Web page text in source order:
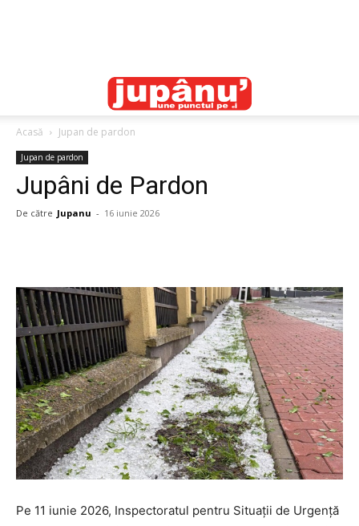
Acasă Jupan de pardon
Jupan de pardon
Jupâni de Pardon
De către Jupanu - 16 iunie 2026
Pe 11 iunie 2026, Inspectoratul pentru Situații de Urgență